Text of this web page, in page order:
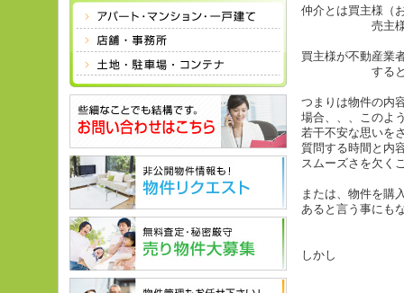
仲介とは買主様
売主様 がい
買主様が不動産業
すると 売主
つまりは物件の内
場合、、、このよ
若干不安な思いを
質問する時間と内
スムーズさを欠く
または、物件を購
あると言う事にも
しかし